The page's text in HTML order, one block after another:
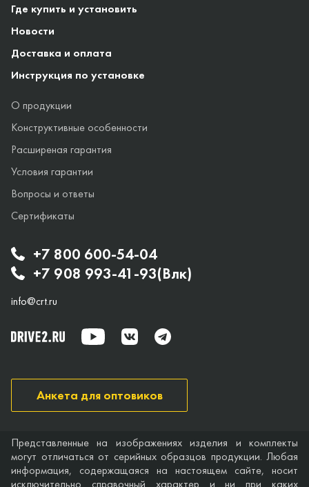
+7 800 600-54-04
+7 908 993-41-93(Влк)
info@crt.ru
Где купить и установить
Новости
Доставка и оплата
Инструкция по установке
О продукции
Конструктивные особенности
Расширеная гарантия
Условия гарантии
Вопросы и ответы
Сертификаты
Анкета для оптовиков
Представленные на изображениях изделия и комплекты
могут отличаться от серийных образцов продукции. Любая
информация, содержащаяся на настоящем сайте, носит
исключительно справочный характер и ни при каких